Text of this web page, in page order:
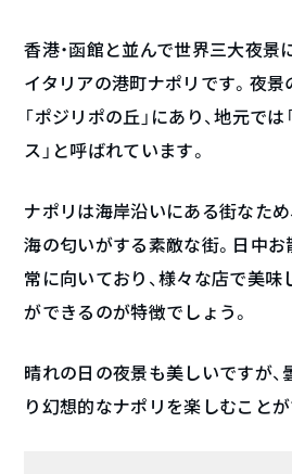
香港・函館と並んで世界三大夜景
イタリアの港町ナポリです。夜
「ポジリポの丘」にあり、地元で
ス」と呼ばれています。
ナポリは海岸沿いにある街なため
海の匂いがする素敵な街。日中
常に向いており、様々な店で美味
ができるのが特徴でしょう。
晴れの日の夜景も美しいですが
り幻想的なナポリを楽しむことが